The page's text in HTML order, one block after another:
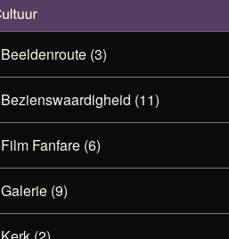
Beeldenroute (3)
Bezienswaardigheid (11)
Film Fanfare (6)
Galerie (9)